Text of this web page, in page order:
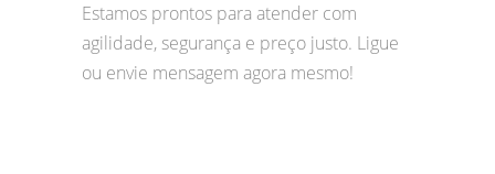
Estamos prontos para atender com
agilidade, segurança e preço justo. Ligue
ou envie mensagem agora mesmo!